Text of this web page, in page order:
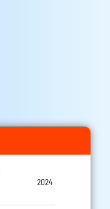
2024